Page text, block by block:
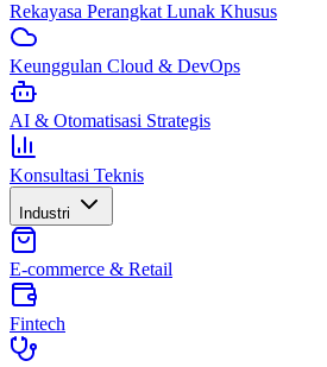
Rekayasa Perangkat Lunak Khusus
Keunggulan Cloud & DevOps
AI & Otomatisasi Strategis
Konsultasi Teknis
Industri
E-commerce & Retail
Fintech